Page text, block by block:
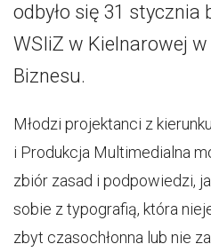
odbyło się 31 stycznia
WSIiZ w Kielnarowej
Biznesu.
Młodzi projektanci z
i Produkcja Multimedialna
zbiór zasad i podpowiedzi,
sobie z typografią, która
zbyt czasochłonna lub nie